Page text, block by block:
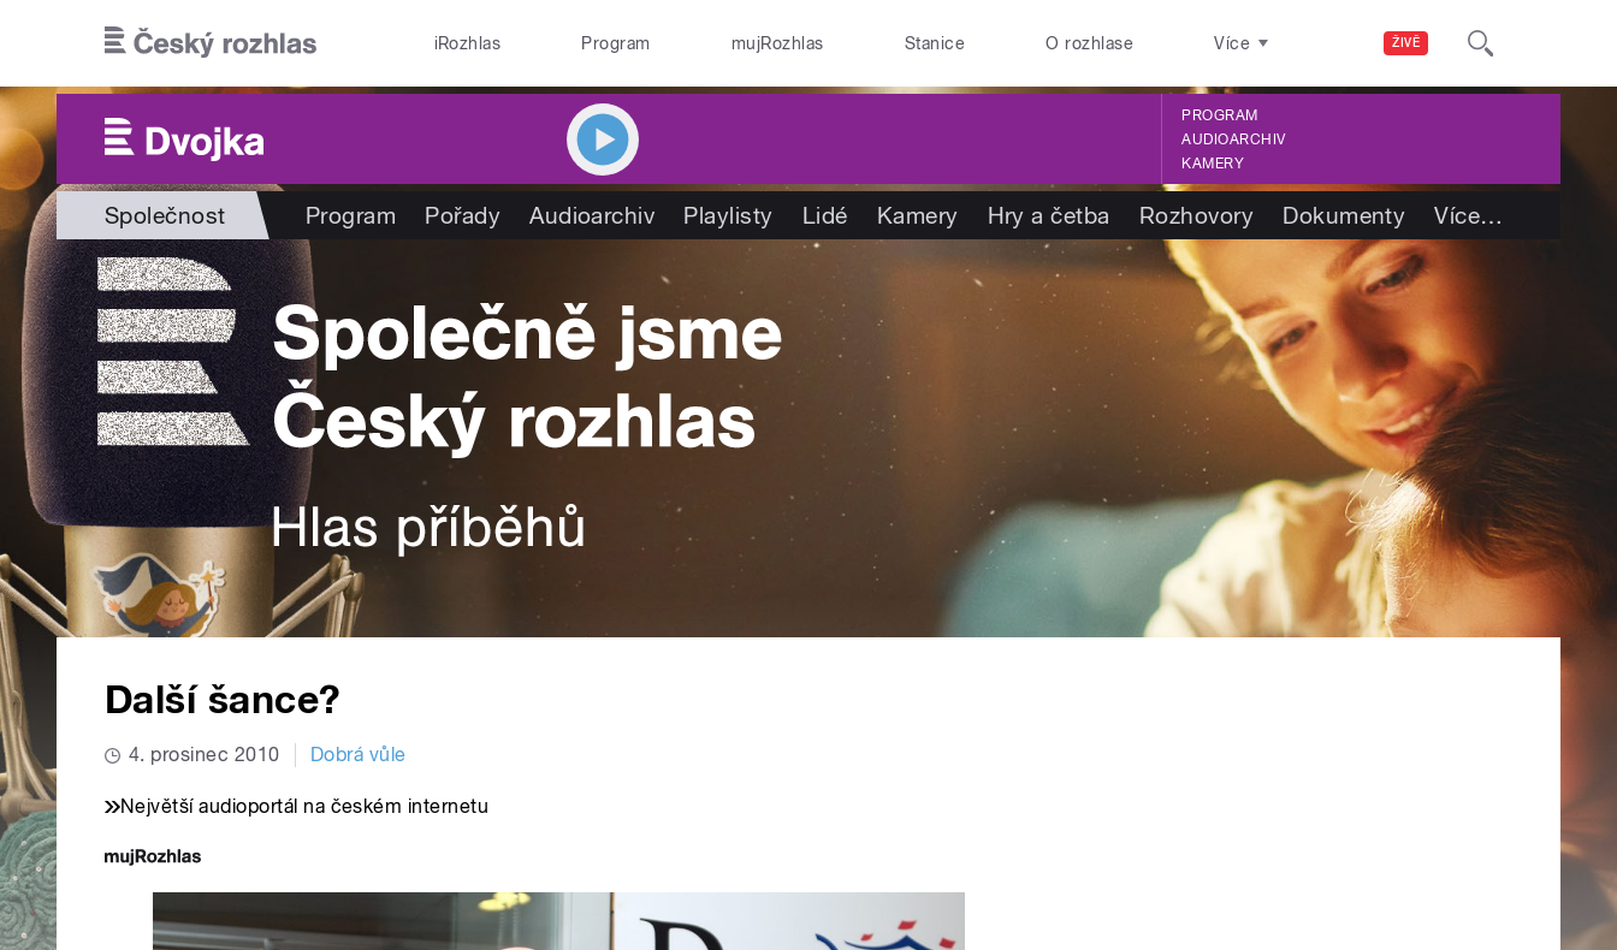
ŽIVĚ
iRozhlas Program mujRozhlas Stanice O rozhlase Více
PROGRAM
AUDIOARCHIV
KAMERY
Společnost Program Pořady Audioarchiv Playlisty Lidé Kamery Hry a četba Rozhovory Dokumenty Více…
Další šance?
4. prosinec 2010 Dobrá vůle
Největší audioportál na českém internetu